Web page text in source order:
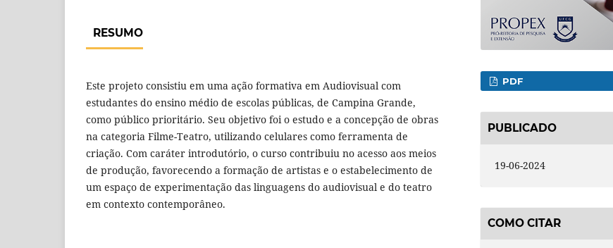
RESUMO
Este projeto consistiu em uma ação formativa em Audiovisual com
estudantes do ensino médio de escolas públicas, de Campina Grande,
como público prioritário. Seu objetivo foi o estudo e a concepção de obras
na categoria Filme-Teatro, utilizando celulares como ferramenta de
criação. Com caráter introdutório, o curso contribuiu no acesso aos meios
de produção, favorecendo a formação de artistas e o estabelecimento de
um espaço de experimentação das linguagens do audiovisual e do teatro
em contexto contemporâneo.
PDF
PUBLICADO
19-06-2024
COMO CITAR